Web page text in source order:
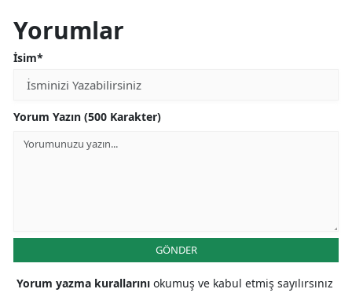
Yorumlar
İsim*
Yorum Yazın (500 Karakter)
GÖNDER
Yorum yazma kurallarını okumuş ve kabul etmiş sayılırsınız